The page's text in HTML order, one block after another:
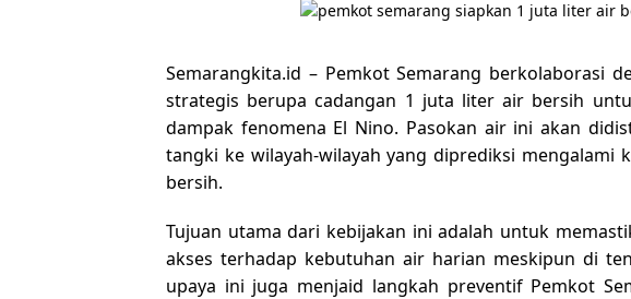
Semarangkita.id – Pemkot Semarang berkolaborasi
strategis berupa cadangan 1 juta liter air bersih
dampak fenomena El Nino. Pasokan air ini akan
tangki ke wilayah-wilayah yang diprediksi mengalami
bersih.
Tujuan utama dari kebijakan ini adalah untuk
akses terhadap kebutuhan air harian meskipun di
upaya ini juga menjaid langkah preventif Pemkot